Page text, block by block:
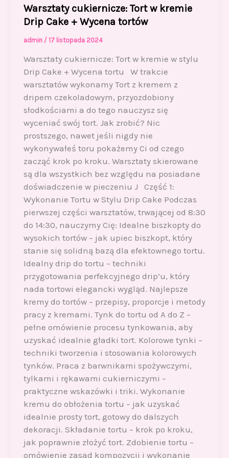
Warsztaty cukiernicze: Tort w kremie
Drip Cake + Wycena tortów
admin / 17 listopada 2024
Warsztaty cukiernicze: Tort w kremie w stylu
Drip Cake + Wycena tortu W trakcie
warsztatów wykonamy Tort z kremem z
dripem czekoladowym, przyozdobiony
słodkościami a do tego nauczysz się
wyceniać swój tort. Jak zrobić? Nic
prostszego, nawet jeśli nigdy nie
wykonywałeś toru pokażemy Ci od czego
zacząć krok po kroku. Warsztaty skierowane
są dla wszystkich bez względu na posiadane
doświadczenie w pieczeniu J Część 1:
Wykonanie Tortu w Stylu Drip Cake Podczas
pierwszej części warsztatów, trwającej od 8:30
do 14:30, nauczymy Cię: Idealne biszkopty do
wysokich tortów – jak upiec biszkopt, który
stanie się solidną bazą dla efektownego tortu.
Idealny drip do tortu – techniki
przygotowania perfekcyjnego drip’u, który
nada tortowi elegancki wygląd. Najlepsze
kremy do tortów – przepisy, proporcje i metody
pracy z kremami. Tynk do tortu od A do Z –
pełne omówienie procesu tynkowania, aby
uzyskać idealnie gładki tort. Kolorowe tynki –
techniki tworzenia i stosowania kolorowych
tynków. Praca z barwnikami spożywczymi,
tylkami i rękawami cukierniczymi –
praktyczne wskazówki i triki. Wykonanie
kremu do obłożenia tortu – jak uzyskać
idealnie prosty tort, gotowy do dalszych
dekoracji. Składanie tortu – krok po kroku,
jak poprawnie złożyć tort. Zdobienie tortu –
omówienie zasad kompozycji i wykonanie